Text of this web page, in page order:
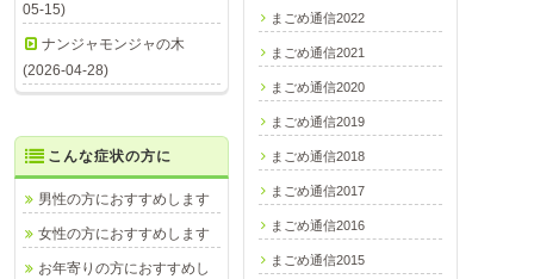
05-15)
ナンジャモンジャの木
(2026-04-28)
まごめ通信2022
まごめ通信2021
まごめ通信2020
まごめ通信2019
まごめ通信2018
まごめ通信2017
まごめ通信2016
まごめ通信2015
こんな症状の方に
男性の方におすすめします
女性の方におすすめします
お年寄りの方におすすめし